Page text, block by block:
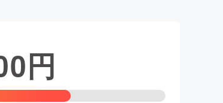
ファッション
円